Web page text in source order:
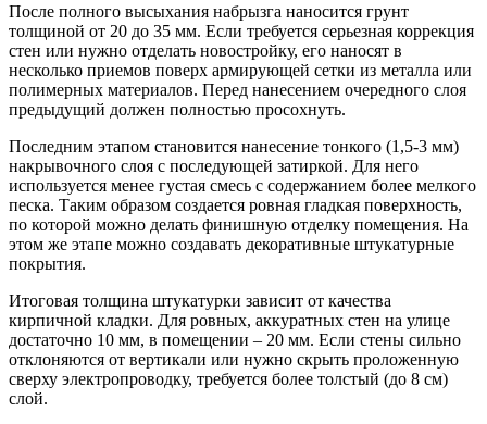
После полного высыхания набрызга наносится грунт
толщиной от 20 до 35 мм. Если требуется серьезная коррекция
стен или нужно отделать новостройку, его наносят в
несколько приемов поверх армирующей сетки из металла или
полимерных материалов. Перед нанесением очередного слоя
предыдущий должен полностью просохнуть.
Последним этапом становится нанесение тонкого (1,5-3 мм)
накрывочного слоя с последующей затиркой. Для него
используется менее густая смесь с содержанием более мелкого
песка. Таким образом создается ровная гладкая поверхность,
по которой можно делать финишную отделку помещения. На
этом же этапе можно создавать декоративные штукатурные
покрытия.
Итоговая толщина штукатурки зависит от качества
кирпичной кладки. Для ровных, аккуратных стен на улице
достаточно 10 мм, в помещении – 20 мм. Если стены сильно
отклоняются от вертикали или нужно скрыть проложенную
сверху электропроводку, требуется более толстый (до 8 см)
слой.